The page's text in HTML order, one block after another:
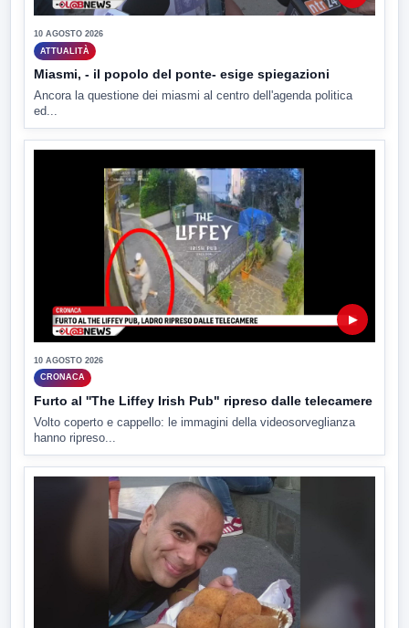
10 AGOSTO 2026
ATTUALITÀ
Miasmi, - il popolo del ponte- esige spiegazioni
Ancora la questione dei miasmi al centro dell'agenda politica
ed...
▶
10 AGOSTO 2026
CRONACA
Furto al ''The Liffey Irish Pub" ripreso dalle telecamere
Volto coperto e cappello: le immagini della videosorveglianza
hanno ripreso...